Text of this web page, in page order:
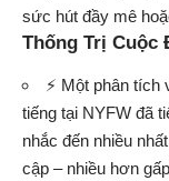
sức hút đầy mê
Thống Trị Cuộc
⚡️ Một phân
tiếng tại NYFW đã
nhắc đến nhiều
cập – nhiều hơn